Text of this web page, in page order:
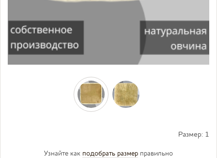
Узнайте как подобрать размер правильно
Размер: 1